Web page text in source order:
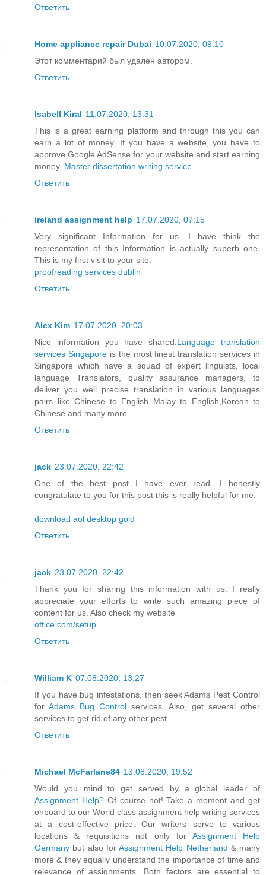
Ответить
Home appliance repair Dubai 10.07.2020, 09:10
Этот комментарий был удален автором.
Ответить
Isabell Kiral 11.07.2020, 13:31
This is a great earning platform and through this you can
earn a lot of money. If you have a website, you have to
approve Google AdSense for your website and start earning
money. Master dissertation writing service
Ответить
ireland assignment help 17.07.2020, 07:15
Very significant Information for us, I have think the
representation of this Information is actually superb one.
This is my first visit to your site.
proofreading services dublin
Ответить
Alex Kim 17.07.2020, 20:03
Nice information you have shared. Language translation
services Singaporeis the most finest translation services in
Singapore which have a squad of expert linguists, local
language Translators, quality assurance managers, to
deliver you well precise translation in various languages
pairs like Chinese to English Malay to English,Korean to
Chinese and many more.
Ответить
jack 23.07.2020, 22:42
One of the best post I have ever read. I honestly
congratulate to you for this post this is really helpful for me.
download aol desktop gold
Ответить
jack 23.07.2020, 22:42
Thank you for sharing this information with us. I really
appreciate your efforts to write such amazing piece of
content for us. Also check my website
office.com/setup
Ответить
William K 07.08.2020, 13:27
If you have bug infestations, then seek Adams Pest Control
for Adams Bug Control services. Also, get several other
services to get rid of any other pest.
Ответить
Michael McFarlane84 13.08.2020, 19:52
Would you mind to get served by a global leader of
Assignment Help? Of course not! Take a moment and get
onboard to our World class assignment help writing services
at a cost-effective price. Our writers serve to various
locations & requisitions not only for Assignment Help
Germany but also for Assignment Help Netherland & many
more & they equally understand the importance of time and
relevance of assignments. Both factors are essential to